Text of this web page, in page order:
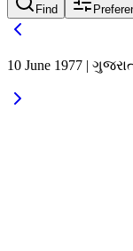
Find
10 June 1977 |